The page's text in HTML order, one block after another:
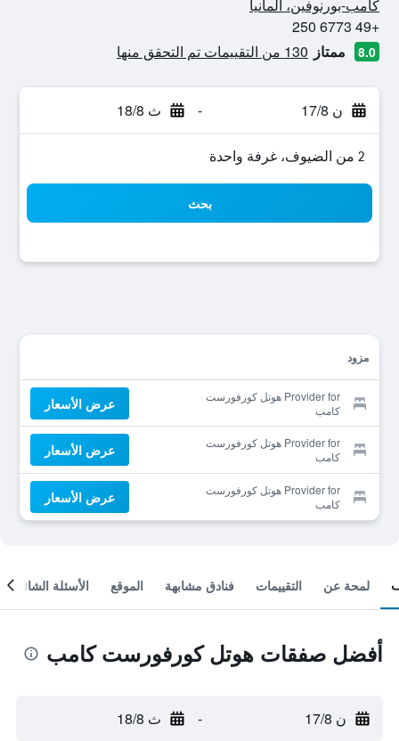
كامب-بورنوفين، ألمانيا
+49 6773 250
8.0 ممتاز 130 من التقييمات تم التحقق منها
ن 17/8 - ث 18/8
2 من الضيوف، غرفة واحدة
بحث
مزود
Provider for هوتل كورفورست
كامب
عرض الأسعار
Provider for هوتل كورفورست
كامب
عرض الأسعار
Provider for هوتل كورفورست
كامب
عرض الأسعار
لمحة عن التقييمات فنادق مشابهة الموقع الأسئلة الشائعة
أفضل صفقات هوتل كورفورست كامب
ن 17/8 - ث 18/8